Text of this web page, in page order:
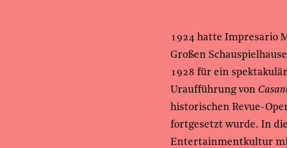
1924 hatte Impresario
Großen
1928 für ein
Uraufführung von
historischen Revue-
fortgesetzt wurde. In
Entertainmentkultur